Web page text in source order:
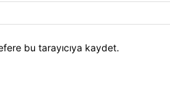
bu tarayıcıya kaydet.